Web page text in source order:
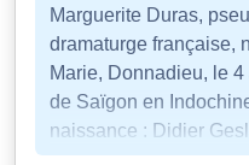
Marguerite Duras,
dramaturge française,
Marie, Donnadieu, le
de Saïgon en
naissance : Didier